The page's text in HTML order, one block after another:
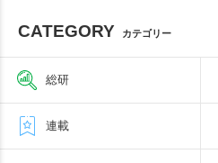
CATEGORY カテゴリー
総研
連載